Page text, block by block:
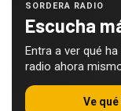
SORDERA RADIO
Escucha
Entra a ver qué
radio ahora
Ve